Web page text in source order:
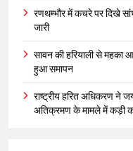
रणथम्भौर में कचरे पर दिखे
जारी
सावन की हरियाली से महका
हुआ समापन
राष्ट्रीय हरित अधिकरण ने
अतिक्रमण के मामले में कड़ी